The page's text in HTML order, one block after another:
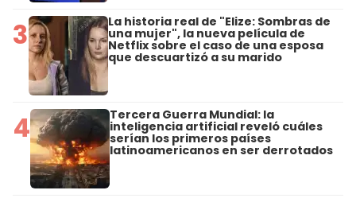
3 La historia real de "Elize: Sombras de
una mujer", la nueva película de
Netflix sobre el caso de una esposa
que descuartizó a su marido
4 Tercera Guerra Mundial: la
inteligencia artificial reveló cuáles
serían los primeros países
latinoamericanos en ser derrotados